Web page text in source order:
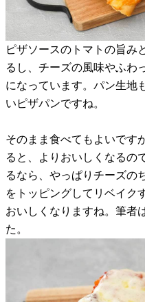
ピザソースのトマトの旨み
るし、チーズの風味やふわ
になっています。パン生地
いピザパンですね。
そのまま食べてもよいです
ると、よりおいしくなるの
るなら、やっぱりチーズ
をトッピングしてリベイク
おいしくなりますね。筆者
た。